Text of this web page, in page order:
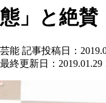
態」と絶賛
芸能 記事投稿日：
最終更新日：2019.01.29